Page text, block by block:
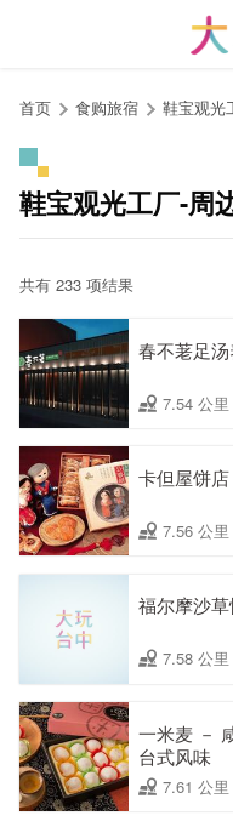
首页 食购旅宿 鞋宝观光
鞋宝观光工厂-周
共有 233 项结果
春不荖足
7.54 公里
卡但屋饼店
7.56 公里
福尔摩沙
7.58 公里
一米麦 －
台式风味
7.61 公里